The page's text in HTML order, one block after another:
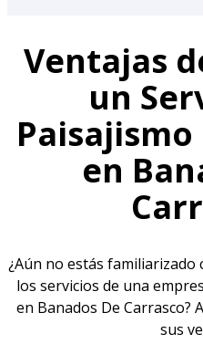
Ventajas
un
en
¿Aún no estás familiarizado
los servicios de una
en Banados De Carrasco?
sus